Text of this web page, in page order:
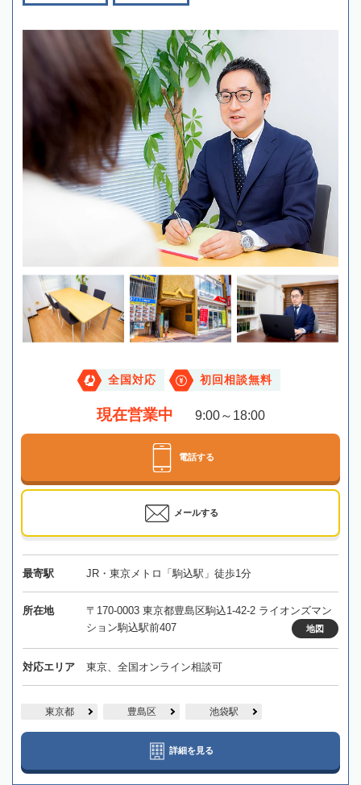
全国対応 初回相談無料
現在営業中 9:00～18:00
電話する
メールする
最寄駅 JR・東京メトロ「駒込駅」徒歩1分
所在地
〒170-0003 東京都豊島区駒込1-42-2 ライオンズマン
ション駒込駅前407
地図
対応エリア 東京、全国オンライン相談可
東京都 豊島区 池袋駅
詳細を見る